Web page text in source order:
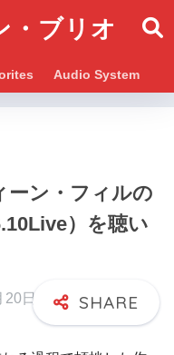
・ブリオ
Audio System
ーン・フィルの
）を聴い
20日